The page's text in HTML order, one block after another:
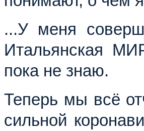
...У меня
Итальянская
пока не знаю.
Теперь мы всё
сильной